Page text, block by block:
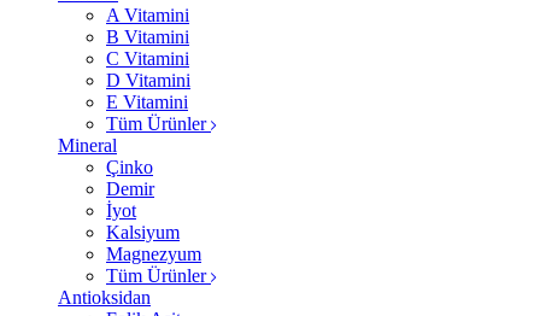
A Vitamini
B Vitamini
C Vitamini
D Vitamini
E Vitamini
Tüm Ürünler
Mineral
Çinko
Demir
İyot
Kalsiyum
Magnezyum
Tüm Ürünler
Antioksidan